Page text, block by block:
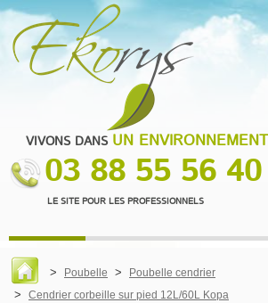
VIVONS DANS UN
03 88 55 56 40
LE SITE POUR LES PROFESSIONNELS
Poubelle
Poubelle cendrier
Cendrier corbeille sur pied 12L/60L Kopa